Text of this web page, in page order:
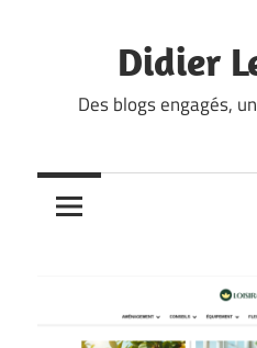
Didier
Des blogs engagés,